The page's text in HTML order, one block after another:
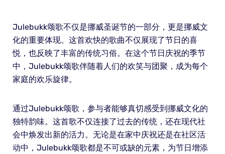
Julebukk颂歌不仅是挪威圣诞节的一部分，更是挪威文
化的重要体现。这首欢快的歌曲不仅展现了节日的喜
悦，也反映了丰富的传统习俗。在这个节日庆祝的季节
中，Julebukk颂歌伴随着人们的欢笑与团聚，成为每个
家庭的欢乐旋律。
通过Julebukk颂歌，参与者能够真切感受到挪威文化的
独特韵味。这首歌不仅连接了过去的传统，还在现代社
会中焕发出新的活力。无论是在家中庆祝还是在社区活
动中，Julebukk颂歌都是不可或缺的元素，为节日增添